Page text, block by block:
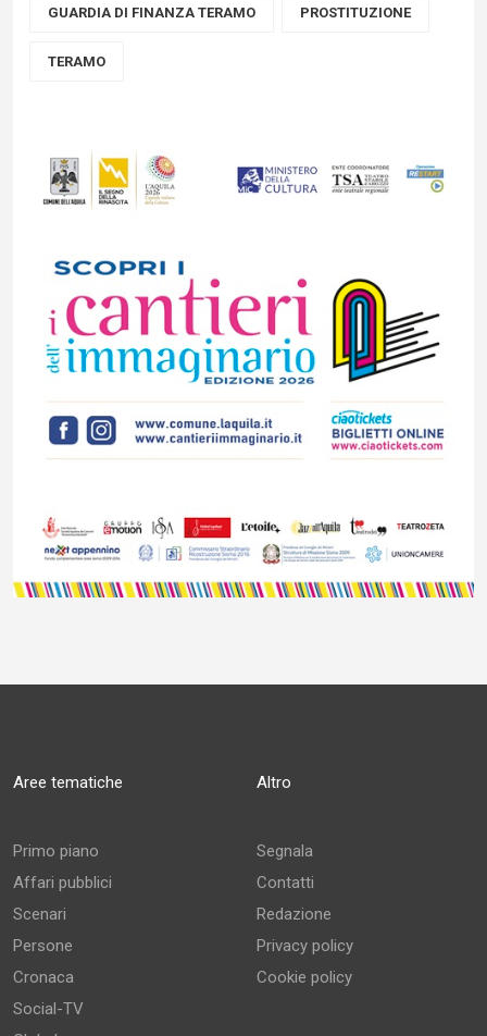
GUARDIA DI FINANZA TERAMO PROSTITUZIONE
TERAMO
Aree tematiche
Primo piano
Affari pubblici
Scenari
Persone
Cronaca
Social-TV
Altro
Segnala
Contatti
Redazione
Privacy policy
Cookie policy